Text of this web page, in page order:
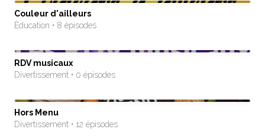
Couleur d'ailleurs
Éducation • 8 épisodes
RDV musicaux
Divertissement • 0 épisodes
Hors Menu
Divertissement • 12 épisodes